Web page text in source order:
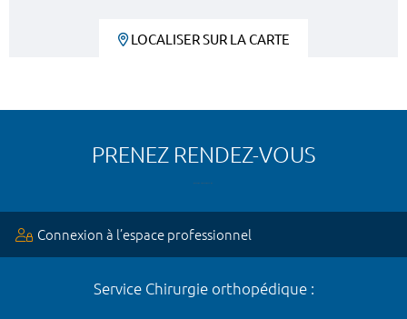
LOCALISER SUR LA CARTE
PRENEZ RENDEZ-VOUS
Connexion à l’espace professionnel
Service Chirurgie orthopédique :